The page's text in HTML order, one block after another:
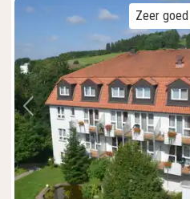
Vorige foto
Zeer goed